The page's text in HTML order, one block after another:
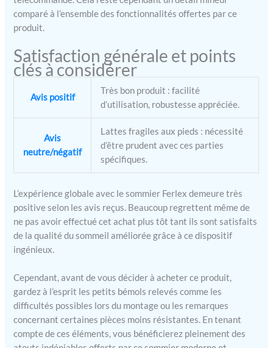
comparé à l’ensemble des fonctionnalités offertes par ce
produit.
Satisfaction générale et points
clés à considérer
Avis positif
Très bon produit : facilité
d’utilisation, robustesse appréciée.
Avis
neutre/négatif
Lattes fragiles aux pieds : nécessité
d’être prudent avec ces parties
spécifiques.
L’expérience globale avec le sommier Ferlex demeure très
positive selon les avis reçus. Beaucoup regrettent même de
ne pas avoir effectué cet achat plus tôt tant ils sont satisfaits
de la qualité du sommeil améliorée grâce à ce dispositif
ingénieux.
Cependant, avant de vous décider à acheter ce produit,
gardez à l’esprit les petits bémols relevés comme les
difficultés possibles lors du montage ou les remarques
concernant certaines pièces moins résistantes. En tenant
compte de ces éléments, vous bénéficierez pleinement des